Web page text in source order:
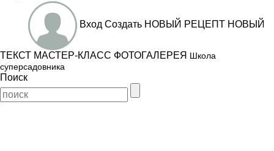
Вход Создать НОВЫЙ РЕЦЕПТ НОВЫЙ
ТЕКСТ МАСТЕР-КЛАСС ФОТОГАЛЕРЕЯ Школа
суперсадовника
Поиск